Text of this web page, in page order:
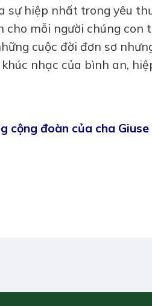
sự hiệp nhất trong yêu
cho mỗi người chúng
cuộc đời đơn sơ
nhạc của bình an,
cộng đoàn của cha